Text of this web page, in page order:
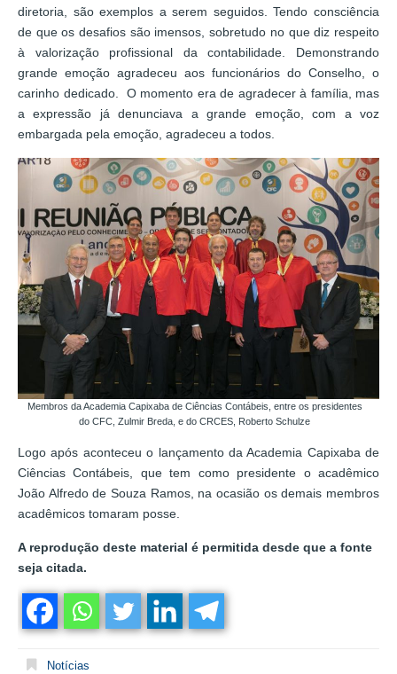
diretoria, são exemplos a serem seguidos. Tendo consciência
de que os desafios são imensos, sobretudo no que diz respeito
à valorização profissional da contabilidade. Demonstrando
grande emoção agradeceu aos funcionários do Conselho, o
carinho dedicado. O momento era de agradecer à família, mas
a expressão já denunciava a grande emoção, com a voz
embargada pela emoção, agradeceu a todos.
Membros da Academia Capixaba de Ciências Contábeis, entre os presidentes
do CFC, Zulmir Breda, e do CRCES, Roberto Schulze
Logo após aconteceu o lançamento da Academia Capixaba de
Ciências Contábeis, que tem como presidente o acadêmico
João Alfredo de Souza Ramos, na ocasião os demais membros
acadêmicos tomaram posse.
A reprodução deste material é permitida desde que a fonte
seja citada.
Notícias